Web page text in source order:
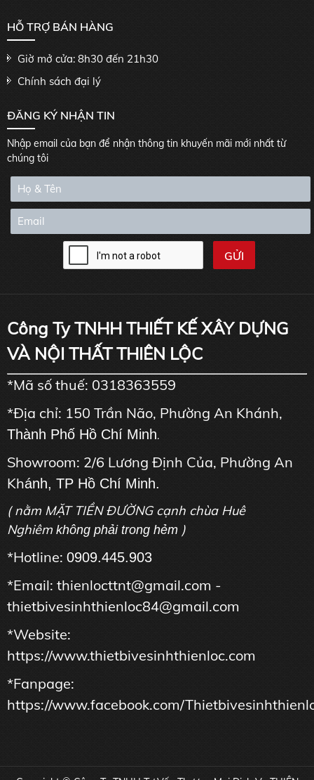
HỖ TRỢ BÁN HÀNG
Giờ mở cửa: 8h30 đến 21h30
Chính sách đại lý
ĐĂNG KÝ NHẬN TIN
Nhập email của bạn để nhận thông tin khuyến mãi mới nhất từ
chúng tôi
Công Ty TNHH THIẾT KẾ XÂY DỰNG
VÀ NỘI THẤT THIÊN LỘC
*Mã số thuế: 0318363559
*Địa chỉ: 150 Trần Não, Phường An Khánh,
Thành Phố Hồ Chí Minh.
Showroom: 2/6 Lương Định Của, Phường An
Khánh, TP Hồ Chí Minh.
( nằm MẶT TIỀN ĐƯỜNG cạnh chùa Huê
Nghiêm không phải trong hẻm )
*Hotline: 0909.445.903
*Email: thienlocttnt@gmail.com -
thietbivesinhthienloc84@gmail.com
*Website:
https://www.thietbivesinhthienloc.com
*Fanpage:
https://www.facebook.com/